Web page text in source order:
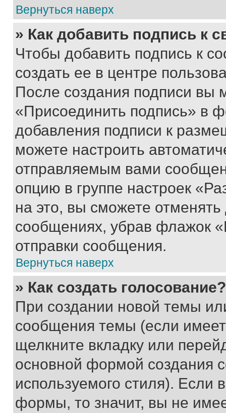
Вернуться наверх
» Как добавить подпись к
Чтобы добавить подпись к
создать ее в центре
После создания подписи вы
«Присоединить подпись» в
добавления подписи к
можете настроить
отправляемым вами
опцию в группе настроек
на это, вы сможете
сообщениях, убрав флажок
отправки сообщения.
Вернуться наверх
» Как создать голосование?
При создании новой темы
сообщения темы (если
щелкните вкладку или
основной формой создания
используемого стиля). Если
формы, то значит, вы не